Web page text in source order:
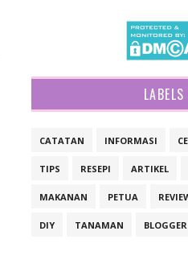
LABELS
CATATAN INFORMASI
TIPS RESEPI ARTIKEL
MAKANAN PETUA
DIY TANAMAN BLOGGER